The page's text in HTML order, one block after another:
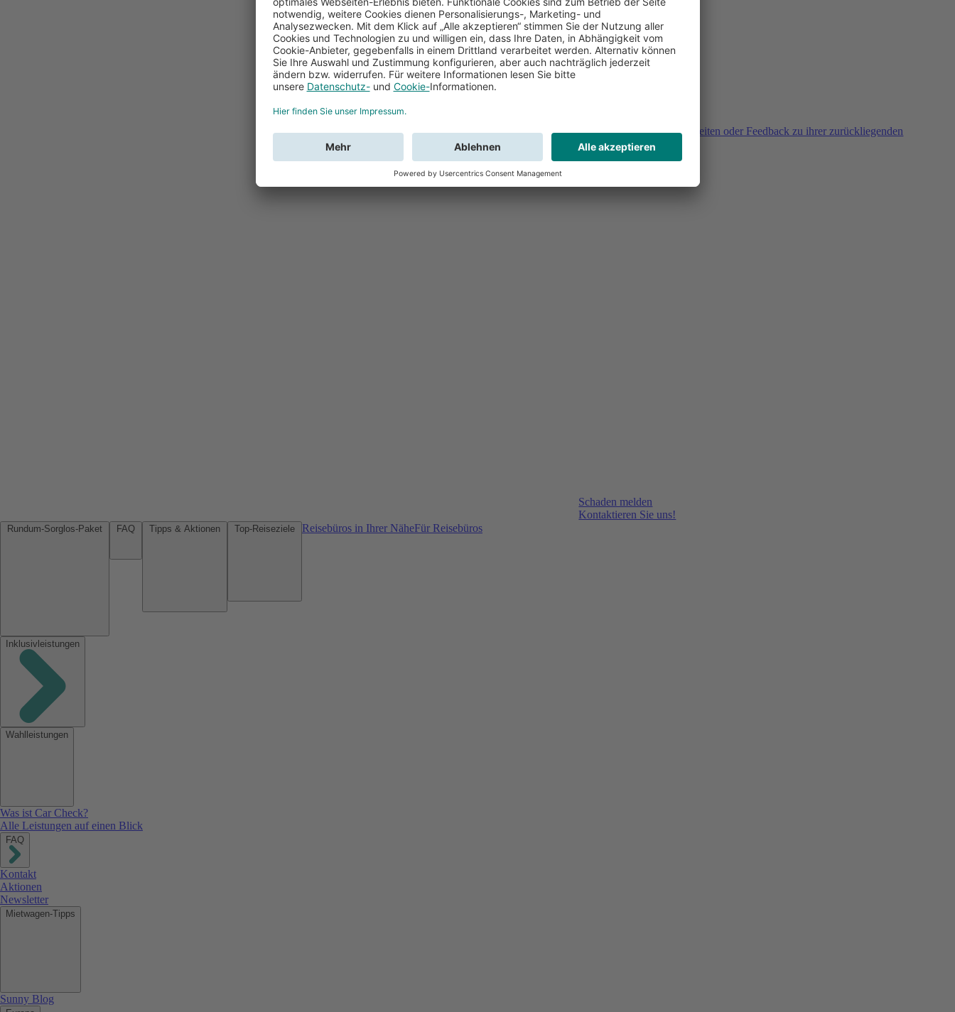
Sie haben Fragen, Unklarheiten oder Feedback zu ihrer zurückliegenden
Buchung?
Schaden melden
Kontaktieren Sie uns!
Reisebüros in Ihrer NäheFür Reisebüros
Inklusivleistungen
Wahlleistungen
Was ist Car Check?
Alle Leistungen auf einen Blick
FAQ
Kontakt
Aktionen
Newsletter
Mietwagen-Tipps
Sunny Blog